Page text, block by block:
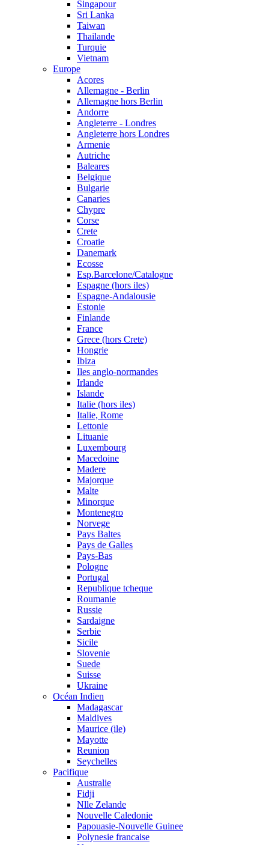
Singapour
Sri Lanka
Taiwan
Thailande
Turquie
Vietnam
Europe
Acores
Allemagne - Berlin
Allemagne hors Berlin
Andorre
Angleterre - Londres
Angleterre hors Londres
Armenie
Autriche
Baleares
Belgique
Bulgarie
Canaries
Chypre
Corse
Crete
Croatie
Danemark
Ecosse
Esp.Barcelone/Catalogne
Espagne (hors iles)
Espagne-Andalousie
Estonie
Finlande
France
Grece (hors Crete)
Hongrie
Ibiza
Iles anglo-normandes
Irlande
Islande
Italie (hors iles)
Italie, Rome
Lettonie
Lituanie
Luxembourg
Macedoine
Madere
Majorque
Malte
Minorque
Montenegro
Norvege
Pays Baltes
Pays de Galles
Pays-Bas
Pologne
Portugal
Republique tcheque
Roumanie
Russie
Sardaigne
Serbie
Sicile
Slovenie
Suede
Suisse
Ukraine
Océan Indien
Madagascar
Maldives
Maurice (ile)
Mayotte
Reunion
Seychelles
Pacifique
Australie
Fidji
Nlle Zelande
Nouvelle Caledonie
Papouasie-Nouvelle Guinee
Polynesie francaise